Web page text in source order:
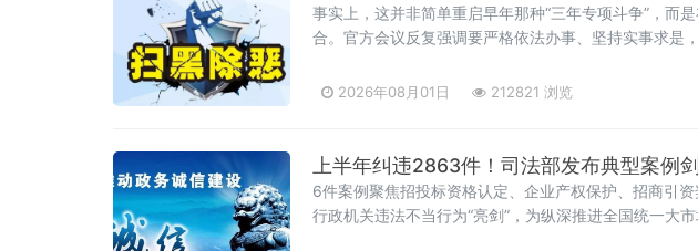
事实上，这并非简单重启早年那种“三年专项斗争”，而
合。官方会议反复强调要严格依法办事、坚持实事求是
2026年08月01日 212821 浏览
上半年纠违2863件！司法部发布典型案例
6件案例聚焦招投标资格认定、企业产权保护、招商引
行政机关违法不当行为“亮剑”，为纵深推进全国统一大